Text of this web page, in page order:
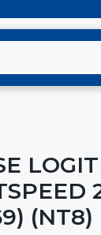
(NT8)